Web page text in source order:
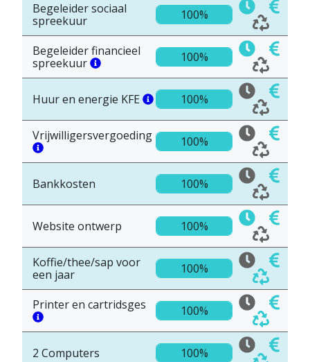
Begeleider sociaal
spreekuur
100%
Begeleider financieel
spreekuur
100%
Huur en energie KFE 100%
Vrijwilligersvergoeding 100%
Bankkosten 100%
Website ontwerp 100%
Koffie/thee/sap voor
een jaar
100%
Printer en cartridsges 100%
2 Computers 100%